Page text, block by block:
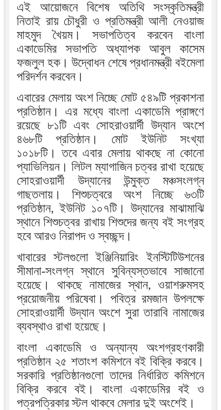
এই আয়োজনে বিশেষ অতিথি সংস্কৃতিমন্ত্রী
নিতাই রায় চৌধুরী ও প্রতিমন্ত্রী আলী নেওয়াজ
মাহমুদ খৈয়ম। সভাপতিত্ব করবেন বাংলা
একাডেমির সভাপতি অধ্যাপক আবুল কাসেম
ফজলুল হক। উদ্বোধন শেষে প্রধানমন্ত্রী বইমেলা
পরিদর্শন করবেন।
এবারের মেলায় অংশ নিচ্ছে মোট ৫৪৯টি প্রকাশনা
প্রতিষ্ঠান। এর মধ্যে বাংলা একাডেমি প্রাঙ্গণে
রয়েছে ৮১টি এবং সোহরাওয়ার্দী উদ্যান অংশে
৪৬৮টি প্রতিষ্ঠান। মোট ইউনিট সংখ্যা
১০১৮টি। তবে এবার মেলায় থাকছে না কোনো
প্যাভিলিয়ন। লিটল ম্যাগাজিন চত্বর রাখা হয়েছে
সোহরাওয়ার্দী উদ্যানের উন্মুক্ত মঞ্চসংলগ্ন
গাছতলায়। শিশুচত্বরে অংশ নিচ্ছে ৬৩টি
প্রতিষ্ঠান, ইউনিট ১০৭টি। উদ্যানের মাঝামাঝি
স্থানে শিশুচত্বর রাখায় শিশুদের জন্য বই সংগ্রহ
হবে আরও নিরাপদ ও স্বচ্ছন্দ।
খাবারের স্টলগুলো ইঞ্জিনিয়ারিং ইনস্টিটিউশনের
সীমানা-সংলগ্ন স্থানে সুবিন্যস্তভাবে সাজানো
হয়েছে। থাকছে নামাজের স্থান, ওয়াশরুমসহ
প্রয়োজনীয় পরিষেবা। পবিত্র রমজান উপলক্ষে
সোহরাওয়ার্দী উদ্যান অংশে সুরা তারাবি নামাজের
ব্যবস্থাও রাখা হয়েছে।
বাংলা একাডেমি ও অন্যান্য অংশগ্রহণকারী
প্রতিষ্ঠান ২৫ শতাংশ কমিশনে বই বিক্রি করবে।
সরকারি প্রতিষ্ঠানগুলো তাদের নির্ধারিত কমিশনে
বিক্রি করবে বই। বাংলা একাডেমির বই ও
পত্রপত্রিকার স্টল থাকবে মেলার দুই অংশেই।